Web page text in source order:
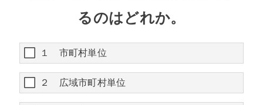
るのはどれか。
１ 市町村単位
２ 広域市町村単位